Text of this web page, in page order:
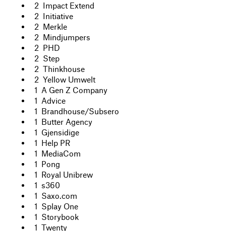
2 Impact Extend
2 Initiative
2 Merkle
2 Mindjumpers
2 PHD
2 Step
2 Thinkhouse
2 Yellow Umwelt
1 A Gen Z Company
1 Advice
1 Brandhouse/Subsero
1 Butter Agency
1 Gjensidige
1 Help PR
1 MediaCom
1 Pong
1 Royal Unibrew
1 s360
1 Saxo.com
1 Splay One
1 Storybook
1 Twenty